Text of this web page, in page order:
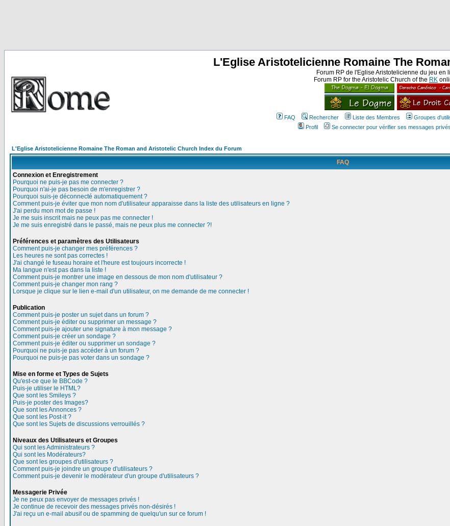
L'Eglise Aristotelicienne Romaine The
Forum RP de l'Eglise Aristotelicienne du jeu en
Forum RP for the Aristotelic Church of the RK
FAQ Rechercher Liste des Membres Groupes
Profil
Se connecter pour vérifier ses messages privés
L'Eglise Aristotelicienne Romaine The Roman and Aristotelic Church Index du Forum
FAQ
Connexion et Enregistrement
Pourquoi ne puis-je pas me connecter ?
Pourquoi n'ai-je pas besoin de m'enregistrer ?
Pourquoi suis-je déconnecté automatiquement ?
Comment puis-je éviter que mon nom d'utilisateur apparaisse dans la liste des utilisateurs en ligne ?
J'ai perdu mon mot de passe !
Je me suis inscrit mais ne peux pas me connecter !
Je me suis enregistré dans le passé, mais ne peux plus me connecter ?!
Préférences et paramètres des Utilisateurs
Comment puis-je changer mes préférences ?
Les heures ne sont pas correctes !
J'ai changé le fuseau horaire et l'heure est toujours incorrecte !
Ma langue n'est pas dans la liste !
Comment puis-je montrer une image en dessous de mon nom d'utilisateur ?
Comment puis-je changer mon rang ?
Lorsque je clique sur le lien e-mail d'un utilisateur, on me demande de me connecter !
Publication
Comment puis-je poster un sujet dans un forum ?
Comment puis-je éditer ou supprimer un message ?
Comment puis-je ajouter une signature à mon message ?
Comment puis-je créer un sondage ?
Comment puis-je éditer ou supprimer un sondage ?
Pourquoi ne puis-je pas accéder à un forum ?
Pourquoi ne puis-je pas voter dans un sondage ?
Mise en forme et Types de Sujets
Qu'est-ce que le BBCode ?
Puis-je utiliser le HTML?
Que sont les Smileys ?
Puis-je poster des Images?
Que sont les Annonces ?
Que sont les Post-it ?
Que sont les Sujets de discussions verrouillés ?
Niveaux des Utilisateurs et Groupes
Qui sont les Administrateurs ?
Qui sont les Modérateurs?
Que sont les groupes d'utilisateurs ?
Comment puis-je joindre un groupe d'utilisateurs ?
Comment puis-je devenir le modérateur d'un groupe d'utilisateurs ?
Messagerie Privée
Je ne peux pas envoyer de messages privés !
Je continue de recevoir des messages privés non-désirés !
J'ai reçu un e-mail abusif ou de spamming de quelqu'un sur ce forum !